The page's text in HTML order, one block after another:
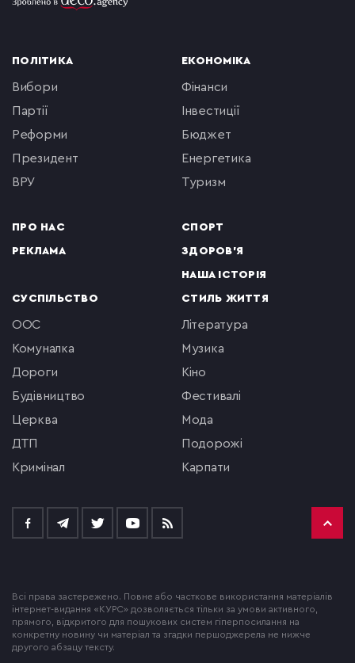
ПОЛІТИКА
вибори
партії
реформи
президент
ВРУ
ПРО НАС
РЕКЛАМА
ЕКОНОМІКА
фінанси
інвестиції
бюджет
енергетика
туризм
СПОРТ
ЗДОРОВ'Я
НАША ІСТОРІЯ
СУСПІЛЬСТВО
ООС
комуналка
Дороги
будівництво
церква
ДТП
кримінал
СТИЛЬ ЖИТТЯ
література
музика
кіно
фестивалі
мода
подорожі
Карпати
Всі права застережено. Повне або часткове використання матеріалів
інтернет-видання «КУРС» дозволяється тільки за умови активного,
прямого, відкритого для пошукових систем гіперпосилання на
конкретну новину чи матеріал та згадки першоджерела не нижче
другого абзацу тексту.